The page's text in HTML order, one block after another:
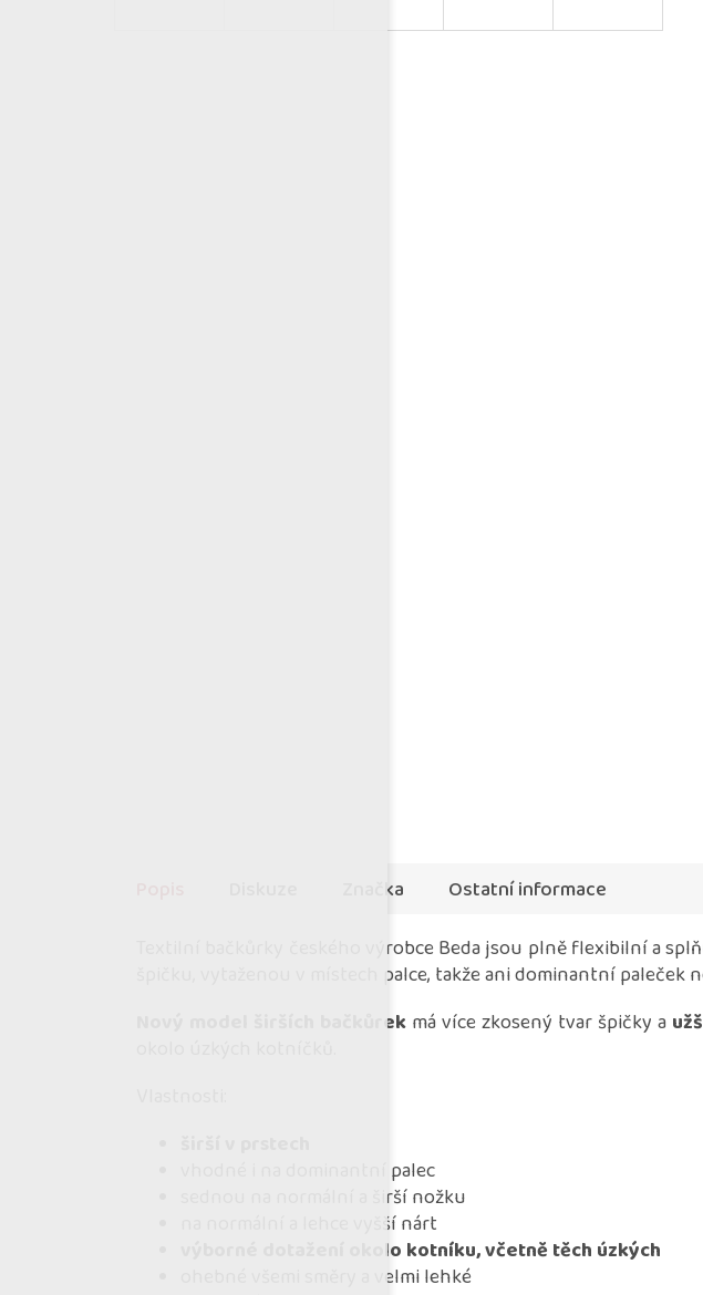
Značka
Ostatní informace
Textilní bačkůrky českého výrobce Beda jsou plně flexibilní a
špičku, vytaženou v místech palce, takže ani dominantní paleček
Nový model širších bačkůrekmá více zkosený tvar špičky a
vhodné i na dominantní palec
sednou na normální a širší nožku
na normální a lehce vyšší nárt
výborné dotažení okolo kotníku, včetně těch úzkých
ohebné všemi směry a velmi lehké